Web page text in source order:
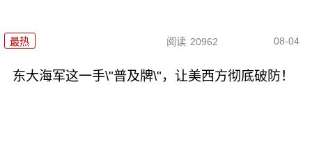
最热 阅读 20962 08-04
东大海军这一手\"普及牌\"，让美西方彻底破防！